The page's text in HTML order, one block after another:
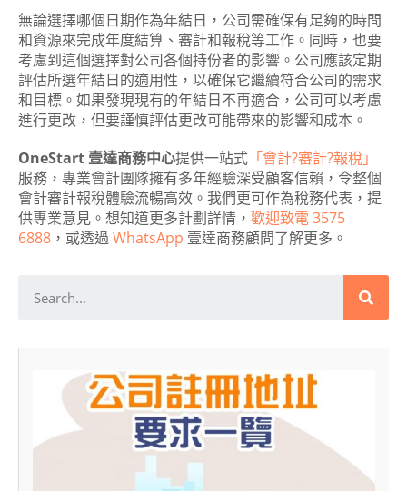
無論選擇哪個日期作為年結日，公司需確保有足夠的時間
和資源來完成年度結算、審計和報稅等工作。同時，也要
考慮到這個選擇對公司各個持份者的影響。公司應該定期
評估所選年結日的適用性，以確保它繼續符合公司的需求
和目標。如果發現現有的年結日不再適合，公司可以考慮
進行更改，但要謹慎評估更改可能帶來的影響和成本。
OneStart 壹達商務中心提供一站式 「會計?審計?報稅」
服務，專業會計團隊擁有多年經驗深受顧客信賴，令整個
會計審計報稅體驗流暢高效。我們更可作為稅務代表，提
供專業意見。想知道更多計劃詳情， 歡迎致電 3575
6888 ，或透過 WhatsApp 壹達商務顧問了解更多。